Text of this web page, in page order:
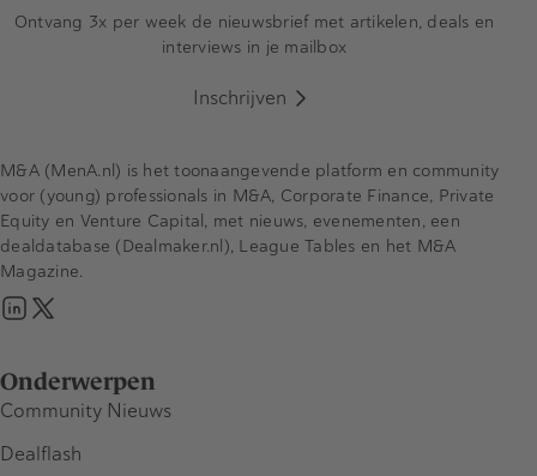
Ontvang 3x per week de nieuwsbrief met artikelen, deals en
interviews in je mailbox
Inschrijven
Onderwerpen
Community Nieuws
Dealflash
M&A (MenA.nl) is het toonaangevende platform en community
voor (young) professionals in M&A, Corporate Finance, Private
Equity en Venture Capital, met nieuws, evenementen, een
dealdatabase (Dealmaker.nl), League Tables en het M&A
Magazine.